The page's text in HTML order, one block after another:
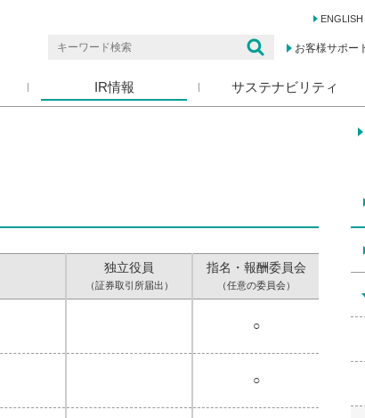
IR情報 サステナビリティ
お客様サポー
ENGLISH
独立役員
（証券取引所届出）
指名・報酬委員会
（任意の委員会）
○
○